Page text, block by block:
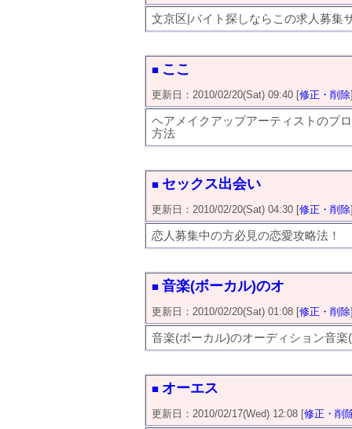
文京区|バイト探しならこの求人募集
■ ここ
更新日：2010/02/20(Sat) 09:40 [修正・削除
ヘアメイクアップアーティストのプ
方法
■ セックス出会い
更新日：2010/02/20(Sat) 04:30 [修正・削除
恋人募集中の方必見の恋愛攻略法！
■ 音楽(ボーカル)のオ
更新日：2010/02/20(Sat) 01:08 [修正・削除
音楽(ボーカル)のオーディション音
■ オーエス
更新日：2010/02/17(Wed) 12:08 [修正・削